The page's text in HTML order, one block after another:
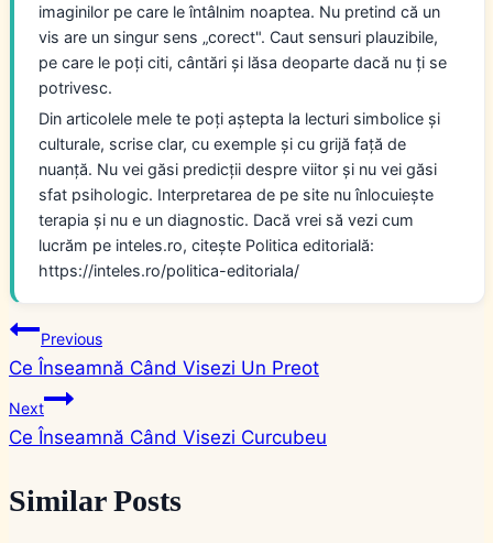
imaginilor pe care le întâlnim noaptea. Nu pretind că un
vis are un singur sens „corect". Caut sensuri plauzibile,
pe care le poți citi, cântări și lăsa deoparte dacă nu ți se
potrivesc.
Din articolele mele te poți aștepta la lecturi simbolice și
culturale, scrise clar, cu exemple și cu grijă față de
nuanță. Nu vei găsi predicții despre viitor și nu vei găsi
sfat psihologic. Interpretarea de pe site nu înlocuiește
terapia și nu e un diagnostic. Dacă vrei să vezi cum
lucrăm pe inteles.ro, citește Politica editorială:
https://inteles.ro/politica-editoriala/
Navigare
în
articole
Previous
Ce Înseamnă Când Visezi Un Preot
Next
Ce Înseamnă Când Visezi Curcubeu
Similar Posts